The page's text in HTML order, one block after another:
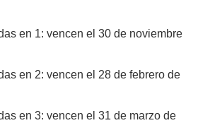
en 1: vencen el 30 de noviembre
en 2: vencen el 28 de febrero de
en 3: vencen el 31 de marzo de